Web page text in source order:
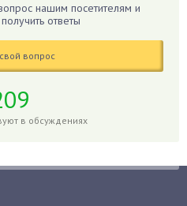
нашим посетителям и
ответы
вопрос
в обсуждениях